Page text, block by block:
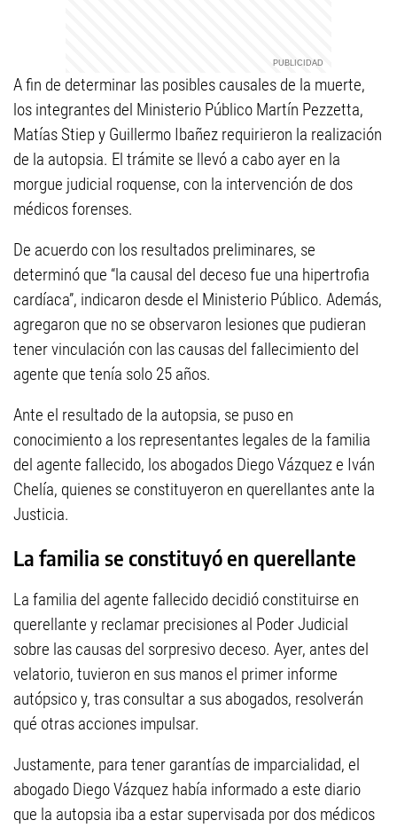
A fin de determinar las posibles causales de la muerte,
los integrantes del Ministerio Público Martín Pezzetta,
Matías Stiep y Guillermo Ibañez requirieron la realización
de la autopsia. El trámite se llevó a cabo ayer en la
morgue judicial roquense, con la intervención de dos
médicos forenses.
De acuerdo con los resultados preliminares, se
determinó que “la causal del deceso fue una hipertrofia
cardíaca”, indicaron desde el Ministerio Público. Además,
agregaron que no se observaron lesiones que pudieran
tener vinculación con las causas del fallecimiento del
agente que tenía solo 25 años.
Ante el resultado de la autopsia, se puso en
conocimiento a los representantes legales de la familia
del agente fallecido, los abogados Diego Vázquez e Iván
Chelía, quienes se constituyeron en querellantes ante la
Justicia.
La familia se constituyó en querellante
La familia del agente fallecido decidió constituirse en
querellante y reclamar precisiones al Poder Judicial
sobre las causas del sorpresivo deceso. Ayer, antes del
velatorio, tuvieron en sus manos el primer informe
autópsico y, tras consultar a sus abogados, resolverán
qué otras acciones impulsar.
Justamente, para tener garantías de imparcialidad, el
abogado Diego Vázquez había informado a este diario
que la autopsia iba a estar supervisada por dos médicos